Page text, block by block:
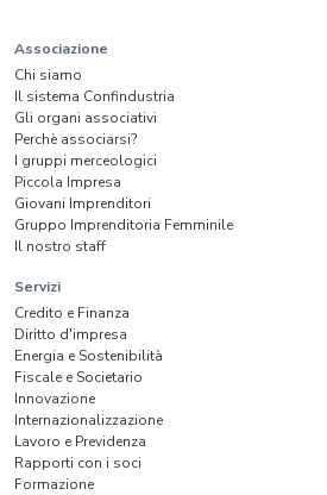
Associazione
Chi siamo
Il sistema Confindustria
Gli organi associativi
Perchè associarsi?
I gruppi merceologici
Piccola Impresa
Giovani Imprenditori
Gruppo Imprenditoria Femminile
Il nostro staff
Servizi
Credito e Finanza
Diritto d'impresa
Energia e Sostenibilità
Fiscale e Societario
Innovazione
Internazionalizzazione
Lavoro e Previdenza
Rapporti con i soci
Formazione